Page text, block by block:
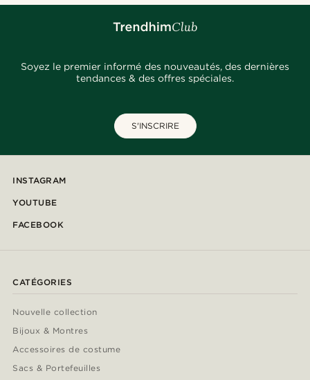
Soyez le premier informé des nouveautés, des dernières
tendances & des offres spéciales.
S'INSCRIRE
INSTAGRAM
YOUTUBE
FACEBOOK
CATÉGORIES
Nouvelle collection
Bijoux & Montres
Accessoires de costume
Sacs & Portefeuilles